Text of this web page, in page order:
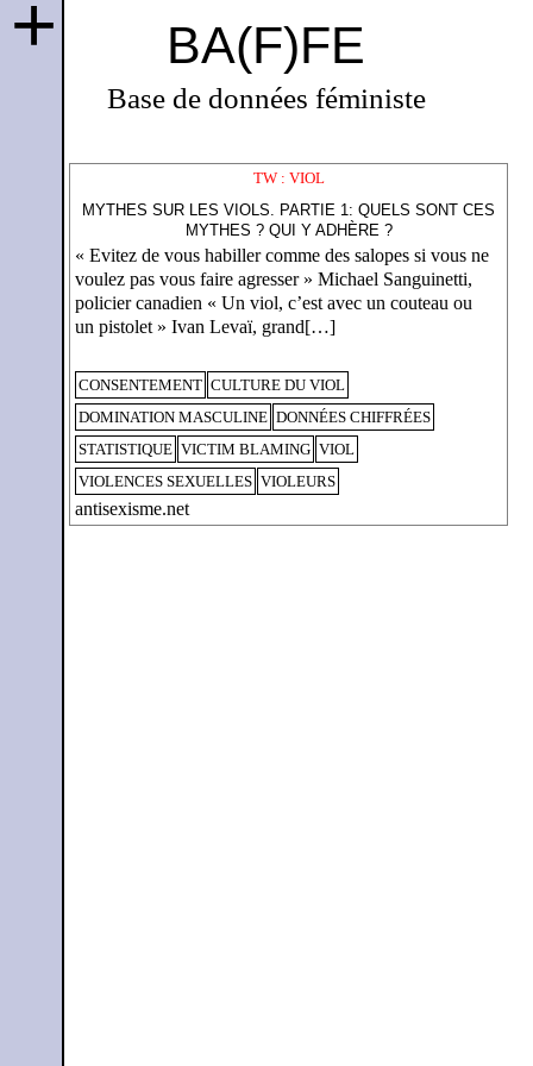
BA(F)FE
Base de données féministe
+
TW : VIOL
MYTHES SUR LES VIOLS. PARTIE 1: QUELS SONT CES
MYTHES ? QUI Y ADHÈRE ?
« Evitez de vous habiller comme des salopes si vous ne
voulez pas vous faire agresser » Michael Sanguinetti,
policier canadien « Un viol, c’est avec un couteau ou
un pistolet » Ivan Levaï, grand[…]
CONSENTEMENT CULTURE DU VIOL
DOMINATION MASCULINE DONNÉES CHIFFRÉES
STATISTIQUE VICTIM BLAMING VIOL
VIOLENCES SEXUELLES VIOLEURS
antisexisme.net